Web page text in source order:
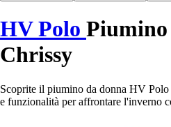
HV Polo Piumino
Chrissy
Scoprite il piumino da donna HV
e funzionalità per affrontare l'inverno